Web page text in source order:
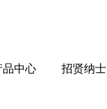
品中心 招贤纳士